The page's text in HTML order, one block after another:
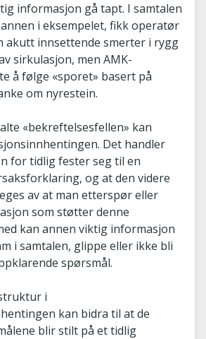
informasjon gå tapt. I samtalen
i eksempelet, fikk operatør
akutt innsettende smerter i rygg
sirkulasjon, men AMK-
å følge «sporet» basert på
om nyrestein.
«bekreftelsesfellen» kan
Det handler
for tidlig fester seg til en
og at den videre
av at man etterspør eller
som støtter denne
kan annen viktig informasjon
i samtalen, glippe eller ikke bli
spørsmål.
i
kan bidra til at de
blir stilt på et tidlig